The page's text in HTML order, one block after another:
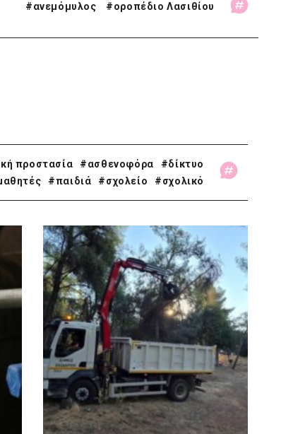
#ανεμόμυλος #οροπέδιο Λασιθίου
προστασία #ασθενοφόρα
#δίκτυο
#παιδιά #σχολείο #σχολικό